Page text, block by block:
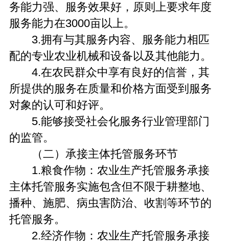
务能力强、服务效果好，原则上要求年度
服务能力在3000亩以上。
3.拥有与其服务内容、服务能力相匹
配的专业农业机械和设备以及其他能力。
4.在农民群众中享有良好的信誉，其
所提供的服务在质量和价格方面受到服务
对象的认可和好评。
5.能够接受社会化服务行业管理部门
的监管。
（二）承接主体托管服务环节
1.粮食作物：农业生产托管服务承接
主体托管服务实施包含但不限于耕整地、
播种、施肥、病虫害防治、收割等环节的
托管服务。
2.经济作物：农业生产托管服务承接